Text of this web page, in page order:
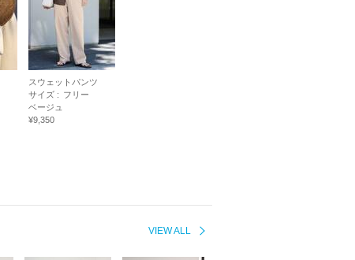
スウェットパンツ
サイズ : フリー
ベージュ
¥9,350
VIEW ALL